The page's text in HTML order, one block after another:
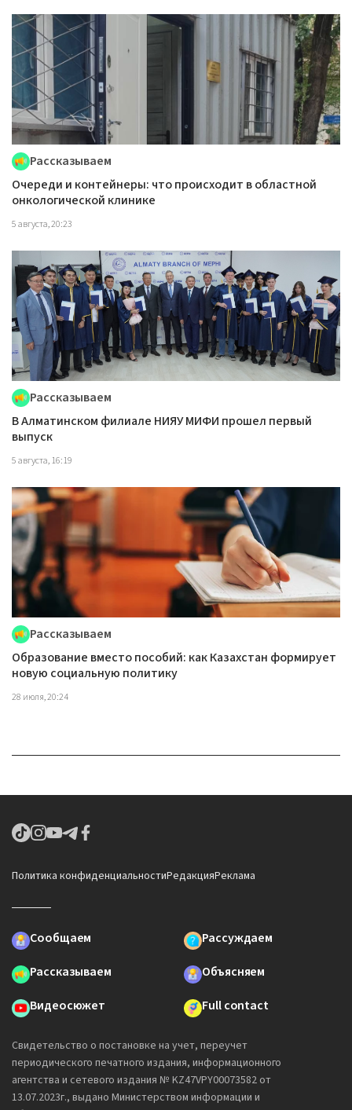
Рассказываем
Очереди и контейнеры: что происходит в областной
онкологической клинике
5 августа, 20:23
Рассказываем
В Алматинском филиале НИЯУ МИФИ прошел первый
выпуск
5 августа, 16:19
Рассказываем
Образование вместо пособий: как Казахстан формирует
новую социальную политику
28 июля, 20:24
Политика конфиденциальностиРедакцияРеклама
Сообщаем
Рассуждаем
Рассказываем
Объясняем
Видеосюжет
Full contact
Свидетельство о постановке на учет, переучет
периодического печатного издания, информационного
агентства и сетевого издания № KZ47VPY00073582 от
13.07.2023г., выдано Министерством информации и